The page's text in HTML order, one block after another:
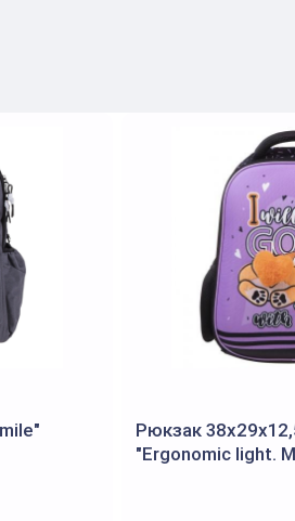
Рюкзак
"Ergonomic light.